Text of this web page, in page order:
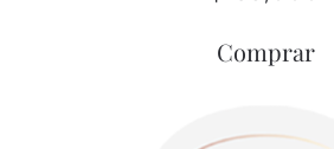
Comprar